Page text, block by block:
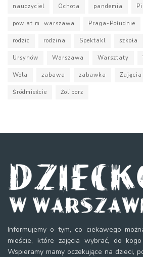
nauczyciel Ochota pandemia
powiat m. warszawa Praga-Południe
rodzic rodzina Spektakl szkoła
Ursynów Warszawa Warsztaty
Wola zabawa zabawka Zajęcia
Śródmieście Żoliborz
Informujemy o tym, co ciekawego
mieście, które zajęcia wybrać, do
Wspieramy mamy oczekujące na dzieci,